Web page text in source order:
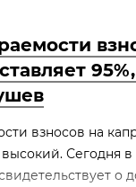
взносов на
Сегодня
о